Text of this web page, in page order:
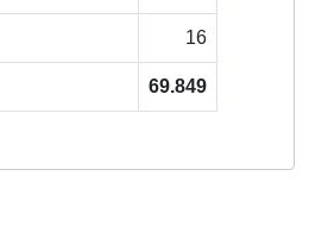
16
69.849